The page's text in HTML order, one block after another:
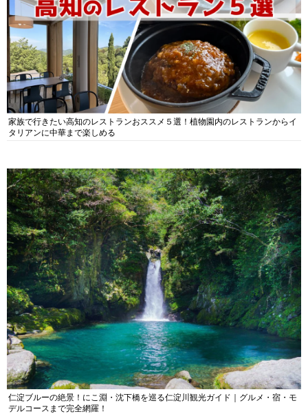
家族で行きたい高知のレストランおススメ５選！植物園内のレストランからイ
タリアンに中華まで楽しめる
仁淀ブルーの絶景！にこ淵・沈下橋を巡る仁淀川観光ガイド｜グルメ・宿・モ
デルコースまで完全網羅！